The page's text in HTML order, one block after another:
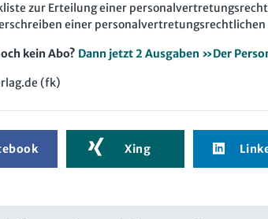
zur Erteilung einer
einer
kein Abo? Dann jetzt 2 Ausgaben »Der
(fk)
Xing